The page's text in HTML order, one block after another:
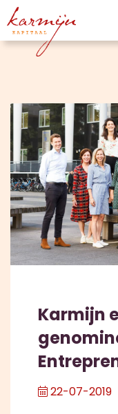
Karmijn
22-07-2019